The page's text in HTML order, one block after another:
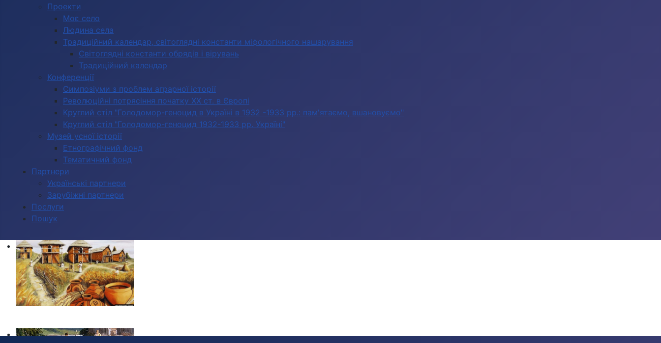
Проекти
Моє село
Людина села
Традиційний календар, світоглядні константи міфологічного нашарування
Світоглядні константи обрядів і вірувань
Традиційний календар
Конференції
Симпозіуми з проблем аграрної історії
Революційні потрясіння початку ХХ ст. в Європі
Круглий стіл "Голодомор-геноцид в Україні в 1932 -1933 рр.: пам'ятаємо, вшановуємо"
Круглий стіл "Голодомор-геноцид 1932-1933 рр. Україні"
Музей усної історії
Етнографічний фонд
Тематичний фонд
Партнери
Українські партнери
Зарубіжні партнери
Послуги
Пошук